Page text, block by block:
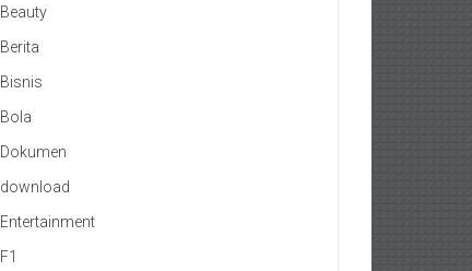
Beauty
Berita
Bisnis
Bola
Dokumen
download
Entertainment
F1